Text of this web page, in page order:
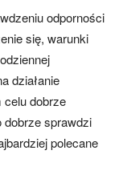
odporności
się, warunki
działanie
celu dobrze
dobrze sprawdzi
polecane